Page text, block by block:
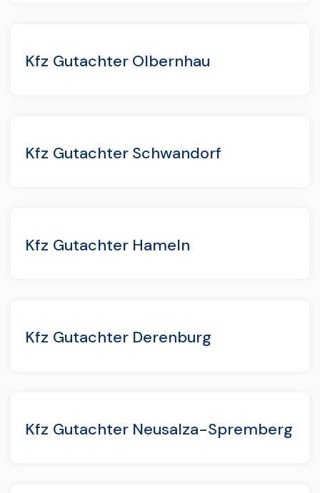
Kfz Gutachter Olbernhau
Kfz Gutachter Schwandorf
Kfz Gutachter Hameln
Kfz Gutachter Derenburg
Kfz Gutachter Neusalza-Spremberg